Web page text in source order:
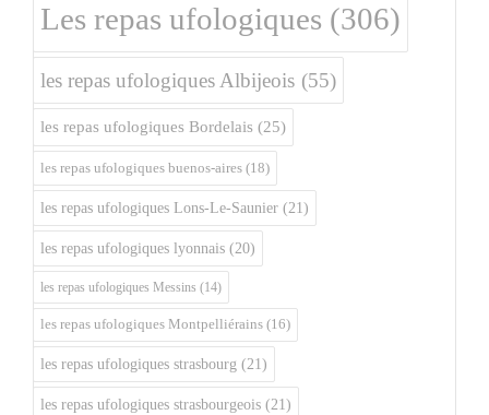
Les repas ufologiques (306)
les repas ufologiques Albijeois (55)
les repas ufologiques Bordelais (25)
les repas ufologiques buenos-aires (18)
les repas ufologiques Lons-Le-Saunier (21)
les repas ufologiques lyonnais (20)
les repas ufologiques Messins (14)
les repas ufologiques Montpelliérains (16)
les repas ufologiques strasbourg (21)
les repas ufologiques strasbourgeois (21)